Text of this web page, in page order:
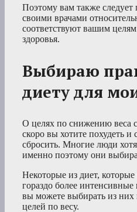
Поэтому вам также следует
своими врачами
соответствуют вашим
здоровья.
Выбираю
диету для
О целях по снижению веса
скоро вы хотите похудеть и
сбросить. Многие люди
именно поэтому они
Некоторые из диет,
гораздо более
вы можете выбирать из них
целей по весу.